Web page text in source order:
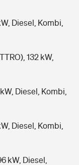
Diesel, Kombi,
132 kW,
Diesel, Kombi,
Diesel, Kombi,
kW, Diesel,